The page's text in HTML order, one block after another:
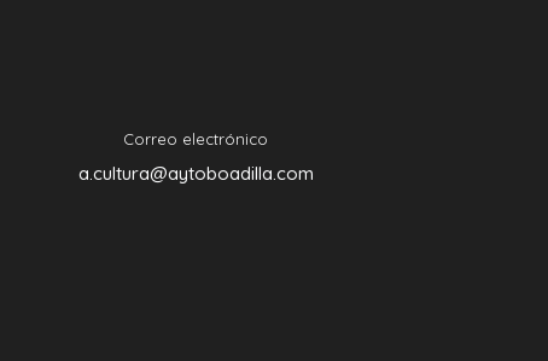
Correo electrónico
a.cultura@aytoboadilla.com